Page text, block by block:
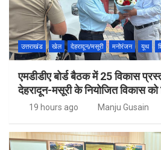
उत्तराखंड खेल देहरादून/मसूरी मनोरंजन यूथ
एमडीडीए बोर्ड बैठक में 25 विकास
देहरादून-मसूरी के नियोजित विकास को
19 hours ago Manju Gusain